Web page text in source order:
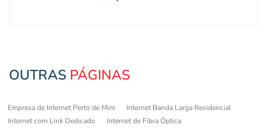
OUTRAS PÁGINAS
Empresa de Internet Perto de Mim
Internet Banda Larga Residencial
Internet com Link Dedicado
Internet de Fibra Óptica